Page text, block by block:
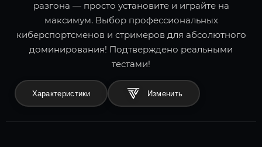
разгона — просто установите и играйте на
максимум. Выбор профессиональных
киберспортсменов и стримеров для абсолютного
доминирования! Подтверждено реальными
тестами!
Характеристики